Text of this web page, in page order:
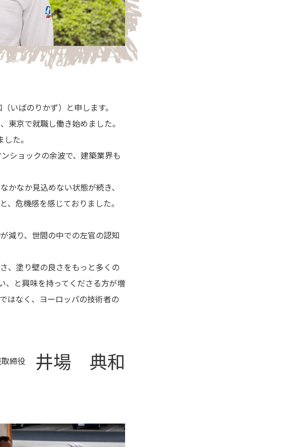
いばのりかず）と申します。
東京で就職し働き始めました。
た。
ショックの余波で、建築業界も
かなか見込めない状態が続き、
、危機感を感じておりました。
減り、世間の中での左官の認知
、塗り壁の良さをもっと多くの
、と興味を持ってくださる方が増
はなく、ヨーロッパの技術者の
締役 井場 典和